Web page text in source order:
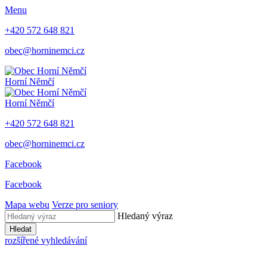
Menu
+420 572 648 821
obec@horninemci.cz
Horní Němčí
Horní Němčí
+420 572 648 821
obec@horninemci.cz
Facebook
Facebook
Mapa webu Verze pro seniory
Hledaný výraz
Hledat
rozšířené vyhledávání